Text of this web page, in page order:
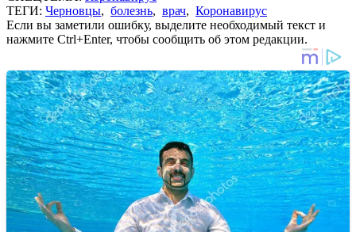
ТЕГИ: Черновцы, болезнь, врач, Коронавирус
Если вы заметили ошибку, выделите необходимый текст и
нажмите Ctrl+Enter, чтобы сообщить об этом редакции.